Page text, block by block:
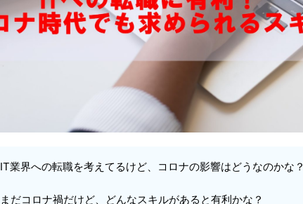
IT業界への転職を考えてるけど、コロナの影響はどうなのかな？
まだコロナ禍だけど、どんなスキルがあると有利かな？